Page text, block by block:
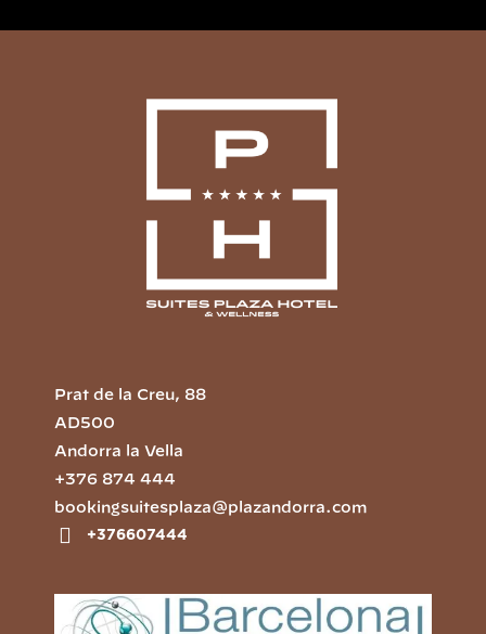
Prat de la Creu, 88
AD500
Andorra la Vella
+376 874 444
bookingsuitesplaza@plazandorra.com
+376607444